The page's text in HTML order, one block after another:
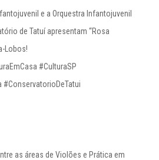
e a Orquestra Infantojuvenil
de Tatuí apresentam “Rosa
Lobos!
#CulturaSP
#ConservatorioDeTatui
as áreas de Violões e Prática em